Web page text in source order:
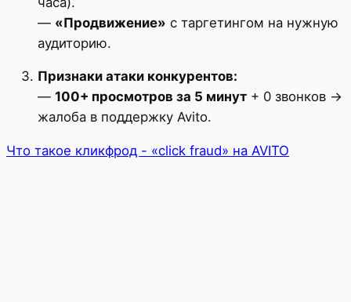
— «Продвижение» с таргетингом на нужную
аудиторию.
Признаки атаки конкурентов:
— 100+ просмотров за 5 минут + 0 звонков →
жалоба в поддержку Avito.
Что такое кликфрод - «click fraud» на AVITO